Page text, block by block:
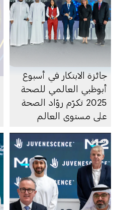
جائزة الابتكار في أسبوع
أبوظبي العالمي للصحة
2025 تكرّم روّاد الصحة
على مستوى العالم
الصحة